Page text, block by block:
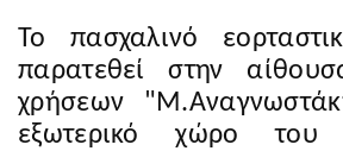
Το πασχαλινό
παρατεθεί στην
χρήσεων
εξωτερικό χώρο του